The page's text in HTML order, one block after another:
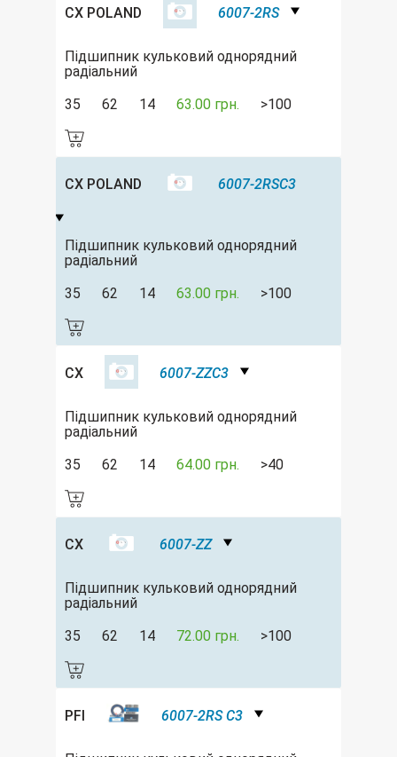
CX POLAND 6007-2RS
Підшипник кульковий однорядний
радіальний
35
62 14 63.00 грн. >100
CX POLAND 6007-2RSC3
Підшипник кульковий однорядний
радіальний
35
62 14 63.00 грн. >100
CX 6007-ZZC3
Підшипник кульковий однорядний
радіальний
35
62 14 64.00 грн. >40
CX 6007-ZZ
Підшипник кульковий однорядний
радіальний
35
62 14 72.00 грн. >100
PFI 6007-2RS C3